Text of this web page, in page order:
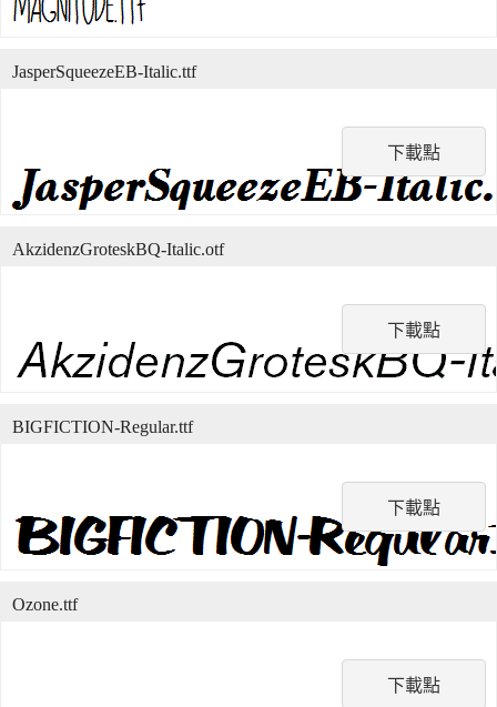
下載點
JasperSqueezeEB-Italic.ttf
下載點
AkzidenzGroteskBQ-Italic.otf
下載點
BIGFICTION-Regular.ttf
下載點
Ozone.ttf